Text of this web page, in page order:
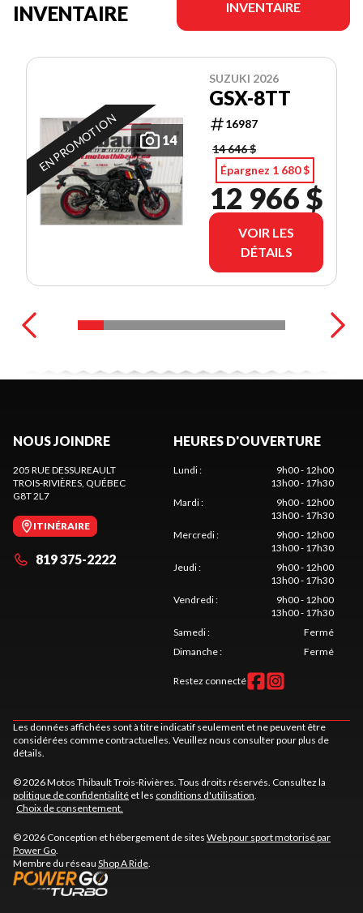
INVENTAIRE
INVENTAIRE
14
EN PROMOTION
SUZUKI 2026
GSX-8TT
16987
14 646 $
Épargnez 1 680 $
12 966 $
VOIR LES
DÉTAILS
NOUS JOINDRE
205 RUE DESSUREAULT
TROIS-RIVIÈRES , QUÉBEC
G8T 2L7
ITINÉRAIRE
819 375-2222
HEURES D'OUVERTURE
Lundi:
9h00 - 12h00
13h00 - 17h30
Mardi:
9h00 - 12h00
13h00 - 17h30
Mercredi:
9h00 - 12h00
13h00 - 17h30
Jeudi:
9h00 - 12h00
13h00 - 17h30
Vendredi:
9h00 - 12h00
13h00 - 17h30
Samedi:
Fermé
Dimanche: Fermé
Restez connecté
Les données affichées sont à titre indicatif seulement et ne peuvent être
considérées comme contractuelles. Veuillez nous consulter pour plus de
détails.
© 2026 Motos Thibault Trois-Rivières. Tous droits réservés. Consultez la
politique de confidentialité et les conditions d'utilisation
Choix de consentement.
© 2026 Conception et hébergement de sites Web pour sport motorisé par
Power Go
Membre du réseau Shop A Ride